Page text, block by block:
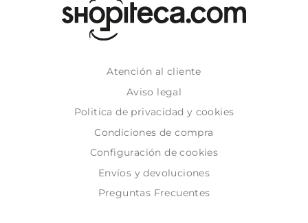
Atención al cliente
Aviso legal
Politica de privacidad y cookies
Condiciones de compra
Configuración de cookies
Envíos y devoluciones
Preguntas Frecuentes